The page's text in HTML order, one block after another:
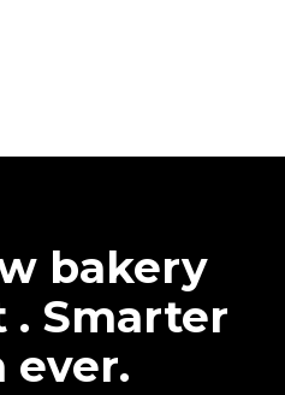
bakery
. Smarter
ever.